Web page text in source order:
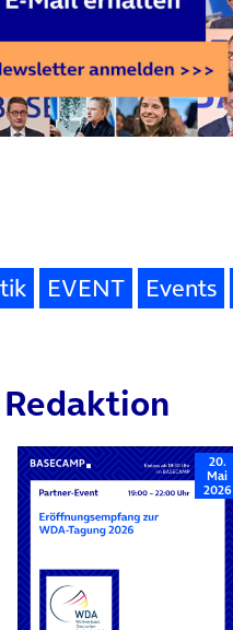
EVENT Events
20.
Mai
2026